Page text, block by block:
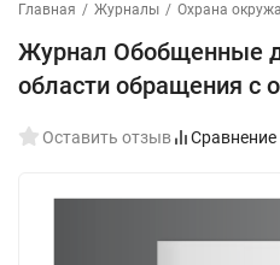
Главная / Журналы / Охрана
Журнал Обобщенные
области обращения с
Оставить отзыв Сравнение